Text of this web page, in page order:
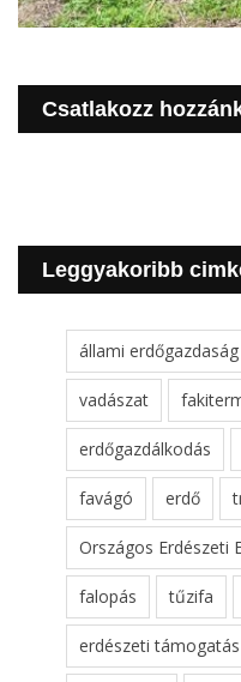
Csatlakozz
Leggyakoribb
állami erdőgazdaság
vadászat
erdőgazdálkodás
favágó erdő
Országos Erdészeti
falopás tűzifa
erdészeti támogatás